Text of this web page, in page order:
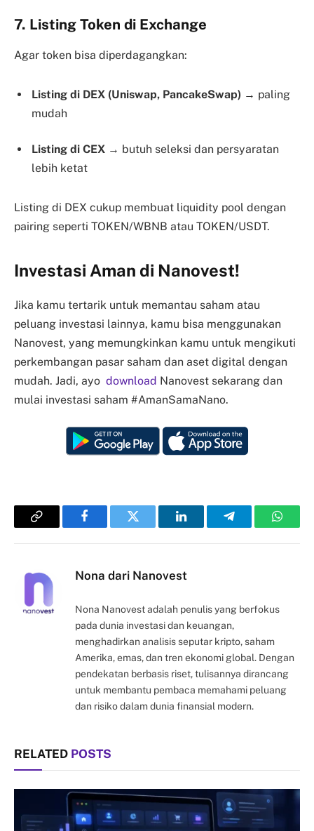
7. Listing Token di Exchange
Agar token bisa diperdagangkan:
Listing di DEX (Uniswap, PancakeSwap) → paling
mudah
Listing di CEX → butuh seleksi dan persyaratan
lebih ketat
Listing di DEX cukup membuat liquidity pool dengan
pairing seperti TOKEN/WBNB atau TOKEN/USDT.
Investasi Aman di Nanovest!
Jika kamu tertarik untuk memantau saham atau
peluang investasi lainnya, kamu bisa menggunakan
Nanovest, yang memungkinkan kamu untuk mengikuti
perkembangan pasar saham dan aset digital dengan
mudah. Jadi, ayo download Nanovest sekarang dan
mulai investasi saham #AmanSamaNano.
Copy
FacebookTwitter LinkedInTelegram
Nona dari Nanovest
Nona Nanovest adalah penulis yang berfokus
pada dunia investasi dan keuangan,
menghadirkan analisis seputar kripto, saham
Amerika, emas, dan tren ekonomi global. Dengan
pendekatan berbasis riset, tulisannya dirancang
untuk membantu pembaca memahami peluang
dan risiko dalam dunia finansial modern.
RELATED POSTS